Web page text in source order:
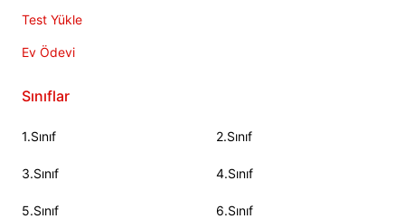
Test Yükle
Ev Ödevi
Sınıflar
1.Sınıf 2.Sınıf
3.Sınıf 4.Sınıf
5.Sınıf 6.Sınıf